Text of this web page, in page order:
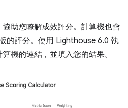
協助您瞭解成效評分。計算機也會
的評分。使用 Lighthouse 6.0 執
機的連結，並填入您的結果。